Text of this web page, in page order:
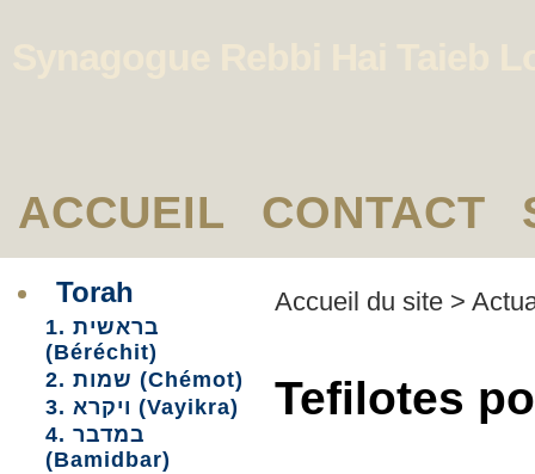
ACCUEIL CONTACT
Torah
1. בראשית
(Béréchit)
2. שמות (Chémot)
3. ויקרא (Vayikra)
4. במדבר
(Bamidbar)
Accueil du site >
Tefilotes